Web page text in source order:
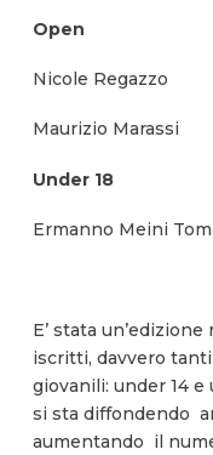
Open
Nicole Regazzo
Maurizio Marassi
Under 18
Ermanno Meini
E’ stata
iscritti, davvero
giovanili: under 14 e
si sta diffondendo
aumentando il